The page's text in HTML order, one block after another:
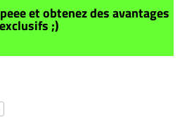
et obtenez des avantages
exclusifs ;)